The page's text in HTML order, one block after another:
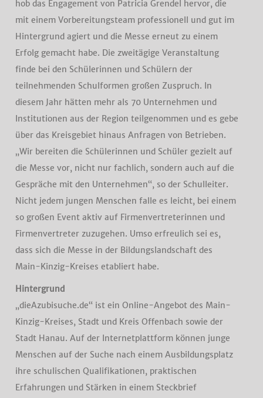
hob das Engagement von Patricia Grendel hervor, die
mit einem Vorbereitungsteam professionell und gut im
Hintergrund agiert und die Messe erneut zu einem
Erfolg gemacht habe. Die zweitägige Veranstaltung
finde bei den Schülerinnen und Schülern der
teilnehmenden Schulformen großen Zuspruch. In
diesem Jahr hätten mehr als 70 Unternehmen und
Institutionen aus der Region teilgenommen und es gebe
über das Kreisgebiet hinaus Anfragen von Betrieben.
„Wir bereiten die Schülerinnen und Schüler gezielt auf
die Messe vor, nicht nur fachlich, sondern auch auf die
Gespräche mit den Unternehmen“, so der Schulleiter.
Nicht jedem jungen Menschen falle es leicht, bei einem
so großen Event aktiv auf Firmenvertreterinnen und
Firmenvertreter zuzugehen. Umso erfreulich sei es,
dass sich die Messe in der Bildungslandschaft des
Main-Kinzig-Kreises etabliert habe.
Hintergrund
„dieAzubisuche.de“ ist ein Online-Angebot des Main-
Kinzig-Kreises, Stadt und Kreis Offenbach sowie der
Stadt Hanau. Auf der Internetplattform können junge
Menschen auf der Suche nach einem Ausbildungsplatz
ihre schulischen Qualifikationen, praktischen
Erfahrungen und Stärken in einem Steckbrief